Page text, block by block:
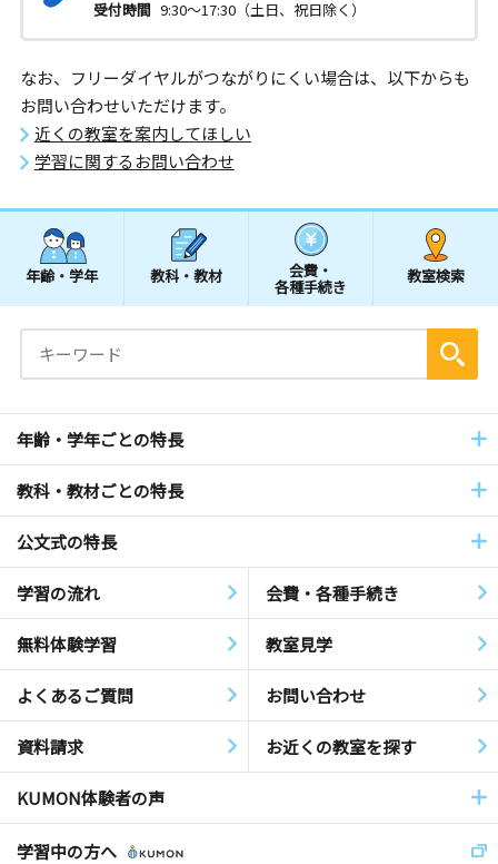
受付時間 9:30～17:30（土日、祝日除く）
なお、フリーダイヤルがつながりにくい場合は、以下からも
お問い合わせいただけます。
近くの教室を案内してほしい
学習に関するお問い合わせ
年齢・学年 教科・教材 会費・
各種手続き
教室検索
年齢・学年ごとの特長
教科・教材ごとの特長
公文式の特長
学習の流れ 会費・各種手続き
無料体験学習 教室見学
よくあるご質問 お問い合わせ
資料請求 お近くの教室を探す
KUMON体験者の声
学習中の方へ